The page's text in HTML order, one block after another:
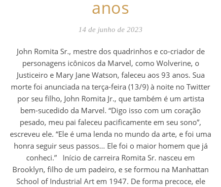
anos
14 de junho de 2023
John Romita Sr., mestre dos quadrinhos e co-criador de
personagens icônicos da Marvel, como Wolverine, o
Justiceiro e Mary Jane Watson, faleceu aos 93 anos. Sua
morte foi anunciada na terça-feira (13/9) à noite no Twitter
por seu filho, John Romita Jr., que também é um artista
bem-sucedido da Marvel. “Digo isso com um coração
pesado, meu pai faleceu pacificamente em seu sono”,
escreveu ele. “Ele é uma lenda no mundo da arte, e foi uma
honra seguir seus passos… Ele foi o maior homem que já
conheci.” Início de carreira Romita Sr. nasceu em
Brooklyn, filho de um padeiro, e se formou na Manhattan
School of Industrial Art em 1947. De forma precoce, ele